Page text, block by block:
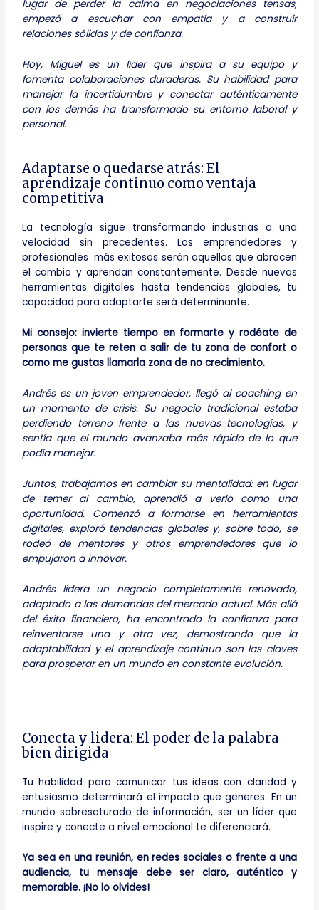
lugar de perder la calma en negociaciones tensas,
empezó a escuchar con empatía y a construir
relaciones sólidas y de confianza.
Hoy, Miguel es un líder que inspira a su equipo y
fomenta colaboraciones duraderas. Su habilidad para
manejar la incertidumbre y conectar auténticamente
con los demás ha transformado su entorno laboral y
personal.
Adaptarse o quedarse atrás: El
aprendizaje continuo como ventaja
competitiva
La tecnología sigue transformando industrias a una
velocidad sin precedentes. Los emprendedores y
profesionales más exitosos serán aquellos que abracen
el cambio y aprendan constantemente. Desde nuevas
herramientas digitales hasta tendencias globales, tu
capacidad para adaptarte será determinante.
Mi consejo: invierte tiempo en formarte y rodéate de
personas que te reten a salir de tu zona de confort o
como me gustas llamarla zona de no crecimiento.
Andrés es un joven emprendedor, llegó al coaching en
un momento de crisis. Su negocio tradicional estaba
perdiendo terreno frente a las nuevas tecnologías, y
sentía que el mundo avanzaba más rápido de lo que
podía manejar.
Juntos, trabajamos en cambiar su mentalidad: en lugar
de temer al cambio, aprendió a verlo como una
oportunidad. Comenzó a formarse en herramientas
digitales, exploró tendencias globales y, sobre todo, se
rodeó de mentores y otros emprendedores que lo
empujaron a innovar.
Andrés lidera un negocio completamente renovado,
adaptado a las demandas del mercado actual. Más allá
del éxito financiero, ha encontrado la confianza para
reinventarse una y otra vez, demostrando que la
adaptabilidad y el aprendizaje continuo son las claves
para prosperar en un mundo en constante evolución.
Conecta y lidera: El poder de la palabra
bien dirigida
Tu habilidad para comunicar tus ideas con claridad y
entusiasmo determinará el impacto que generes. En un
mundo sobresaturado de información, ser un líder que
inspire y conecte a nivel emocional te diferenciará.
Ya sea en una reunión, en redes sociales o frente a una
audiencia, tu mensaje debe ser claro, auténtico y
memorable. ¡No lo olvides!